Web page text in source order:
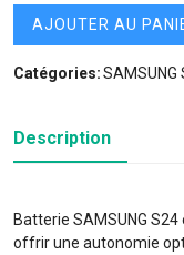
AJOUTER AU
Catégories:SAMSUNG
Description
Batterie SAMSUNG
offrir une autonomie